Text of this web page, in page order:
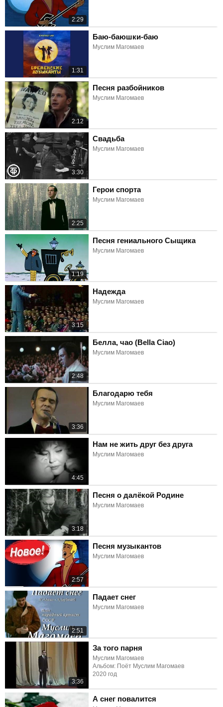
2:29
1:31
Баю-баюшки-баю
Муслим Магомаев
2:12
Песня разбойников
Муслим Магомаев
3:30
Свадьба
Муслим Магомаев
2:25
Герои спорта
Муслим Магомаев
1:19
Песня гениального Сыщика
Муслим Магомаев
3:15
Надежда
Муслим Магомаев
2:48
Белла, чао (Bella Ciao)
Муслим Магомаев
3:36
Благодарю тебя
Муслим Магомаев
4:45
Нам не жить друг без друга
Муслим Магомаев
3:18
Песня о далёкой Родине
Муслим Магомаев
2:57
Песня музыкантов
Муслим Магомаев
2:51
Падает снег
Муслим Магомаев
3:36
За того парня
Муслим Магомаев
Альбом: Поёт Муслим Магомаев
2020 год
А снег повалится